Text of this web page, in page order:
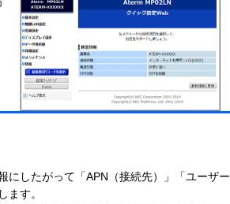
にしたがって「APN（接続先）」「ユーザー
ます。